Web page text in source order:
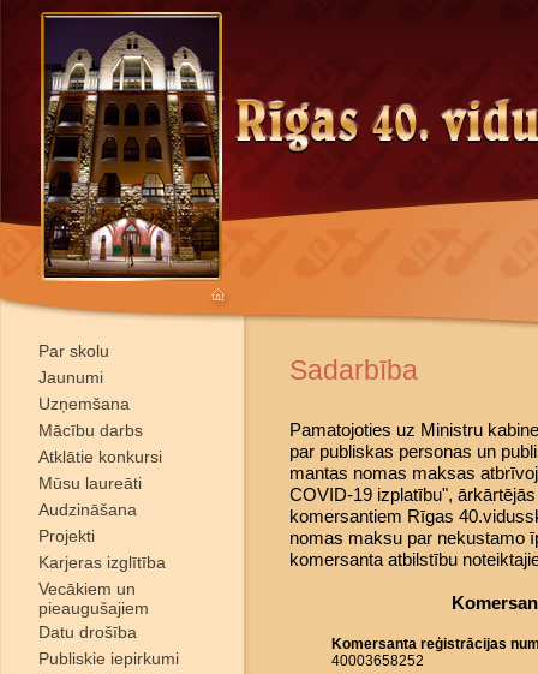
Par skolu
Jaunumi
Uzņemšana
Mācību darbs
Atklātie konkursi
Mūsu laureāti
Audzināšana
Projekti
Karjeras izglītība
Vecākiem un
pieaugušajiem
Datu drošība
Publiskie iepirkumi
Sadarbība
Pamatojoties uz Ministru
par publiskas personas un
mantas nomas maksas
COVID-19 izplatību",
komersantiem Rīgas
nomas maksu par nekustamo
komersanta atbilstību
Komersanta reģistrācijas
40003658252